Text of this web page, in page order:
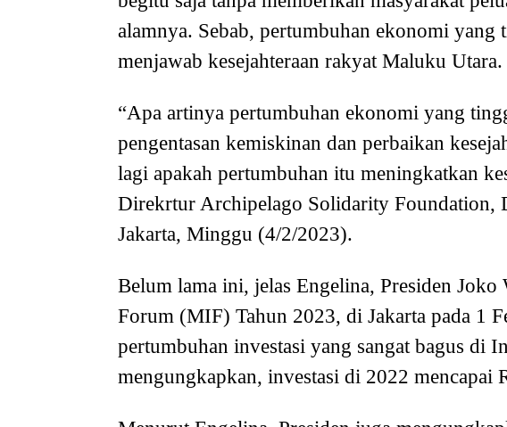
alamnya. Sebab, pertumbuhan ekonomi
menjawab kesejahteraan rakyat Maluku Utara.
“Apa artinya pertumbuhan ekonomi yang
pengentasan kemiskinan dan perbaikan
lagi apakah pertumbuhan itu meningkatkan
Direkrtur Archipelago Solidarity Foundation,
Jakarta, Minggu (4/2/2023).
Belum lama ini, jelas Engelina, Presiden
Forum (MIF) Tahun 2023, di Jakarta pada 1
pertumbuhan investasi yang sangat bagus di
mengungkapkan, investasi di 2022 mencapai